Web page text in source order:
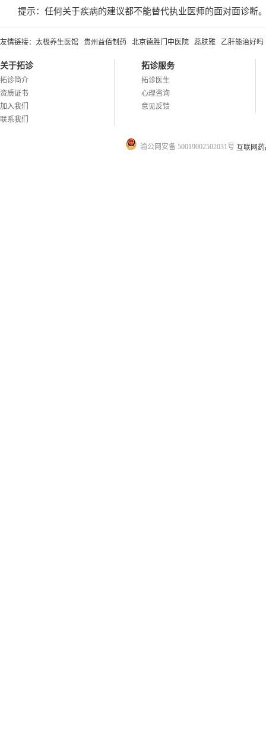
提示：任何关于疾病的建议都不能替代执业医师的面对面诊断
友情链接： 太极养生医馆 贵州益佰制药 北京德胜门中医院 蕊肤雅 乙肝能治好吗
关于拓诊
拓诊简介
资质证书
加入我们
联系我们
拓诊服务
拓诊医生
心理咨询
意见反馈
渝公网安备 50019002502031号 互联网